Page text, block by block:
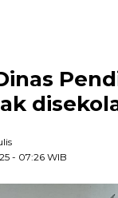
- 07:26 WIB